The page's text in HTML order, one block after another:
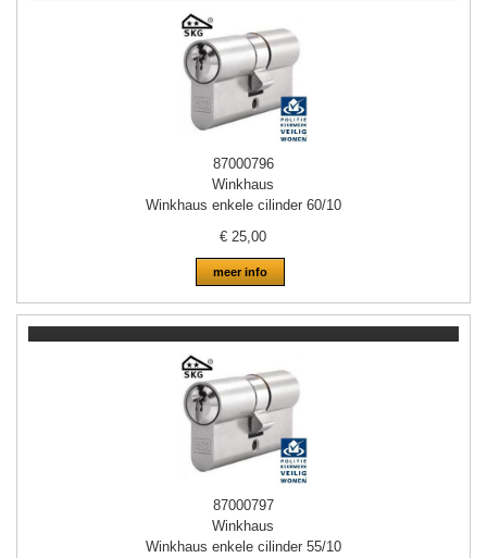
87000796
Winkhaus
Winkhaus enkele cilinder 60/10
€25,00
meer info
87000797
Winkhaus
Winkhaus enkele cilinder 55/10